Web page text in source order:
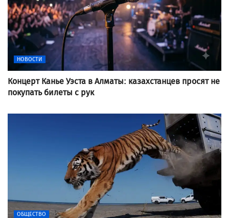
НОВОСТИ
Концерт Канье Уэста в Алматы: казахстанцев просят не
покупать билеты с рук
ОБЩЕСТВО